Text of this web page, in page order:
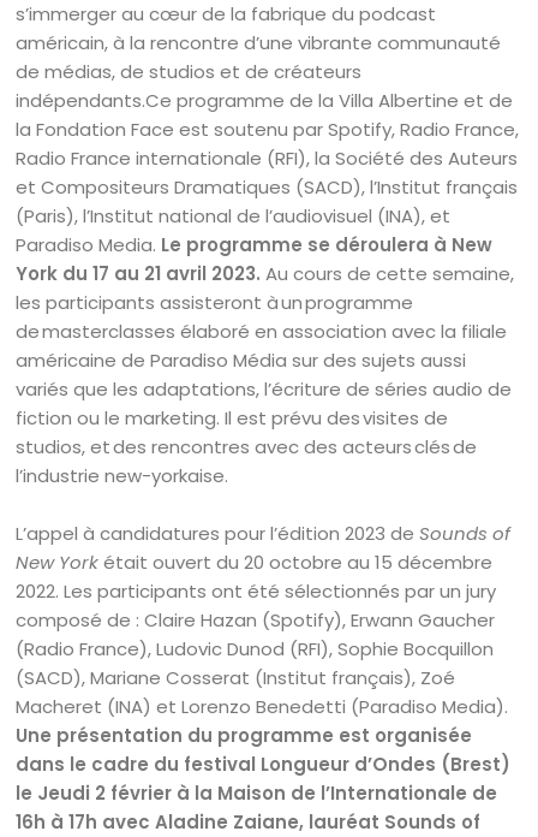
s’immerger au cœur de la fabrique du podcast
américain, à la rencontre d’une vibrante communauté
de médias, de studios et de créateurs
indépendants.Ce programme de la Villa Albertine et de
la Fondation Face est soutenu par Spotify, Radio France,
Radio France internationale (RFI), la Société des Auteurs
et Compositeurs Dramatiques (SACD), l’Institut français
(Paris), l’Institut national de l’audiovisuel (INA), et
Paradiso Media. Le programme se déroulera à New
York du 17 au 21 avril 2023.Au cours de cette semaine,
les participants assisteront à un programme
de masterclasses élaboré en association avec la filiale
américaine de Paradiso Média sur des sujets aussi
variés que les adaptations, l’écriture de séries audio de
fiction ou le marketing. Il est prévu des visites de
studios, et des rencontres avec des acteurs clés de
l’industrie new-yorkaise.
L’appel à candidatures pour l’édition 2023 deSounds of
New Yorkétait ouvert du 20 octobre au 15 décembre
2022. Les participants ont été sélectionnés par un jury
composé de : Claire Hazan (Spotify), Erwann Gaucher
(Radio France), Ludovic Dunod (RFI), Sophie Bocquillon
(SACD), Mariane Cosserat (Institut français), Zoé
Macheret (INA) et Lorenzo Benedetti (Paradiso Media).
Une présentation du programme est organisée
dans le cadre du festival Longueur d’Ondes (Brest)
le Jeudi 2 février à la Maison de l’Internationale de
16h à 17h avec Aladine Zaiane, lauréat Sounds of